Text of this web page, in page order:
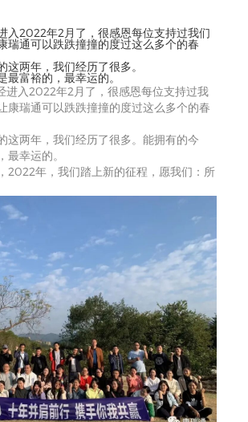
入2022年2月了，很感恩每位支持过我们
瑞通可以跌跌撞撞的度过这么多个的春
这两年，我们经历了很多。
富裕的，最幸运的。
进入2022年2月了，很感恩每位支持过我
康瑞通可以跌跌撞撞的度过这么多个的春
这两年，我们经历了很多。能拥有的今
最幸运的。
2022年，我们踏上新的征程，愿我们：所